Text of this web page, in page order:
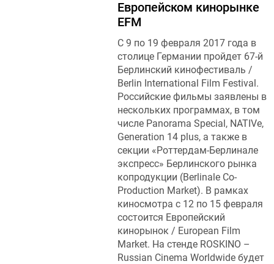
Европейском кинорынке
EFM
С 9 по 19 февраля 2017 года в
столице Германии пройдет 67-й
Берлинский кинофестиваль /
Berlin International Film Festival.
Российские фильмы заявлены в
нескольких программах, в том
числе Panorama Special, NATIVe,
Generation 14 plus, а также в
секции «Роттердам-Берлинале
экспресс» Берлинского рынка
копродукции (Berlinale Co-
Production Market). В рамках
киносмотра с 12 по 15 февраля
состоится Европейский
кинорынок / European Film
Market. На стенде ROSKINO –
Russian Cinema Worldwide будет